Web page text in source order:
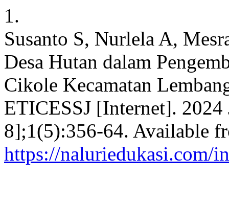
1.
Susanto S, Nurlela A,
Desa Hutan dalam
Cikole Kecamatan
ETICESSJ [Internet].
8];1(5):356-64. Available
https://naluriedukasi.com/